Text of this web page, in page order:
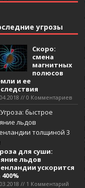
угрозы
Скоро:
смена
магнитных
полюсов
и ее
// 0 Комментариев
для суши:
льдов
ускорится
400%
// 1 Комментарий